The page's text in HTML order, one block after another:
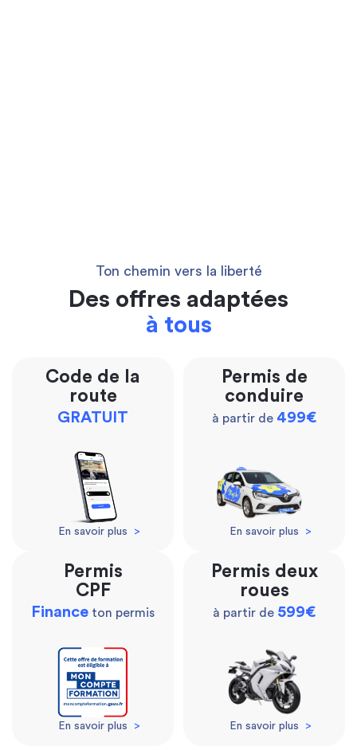
Ton chemin vers la liberté
Des offres adaptées
à tous
Code de la
route
GRATUIT
En savoir plus >
Permis de
conduire
à partir de 499€
En savoir plus >
Permis
CPF
Finance ton permis
En savoir plus >
Permis deux
roues
à partir de 599€
En savoir plus >